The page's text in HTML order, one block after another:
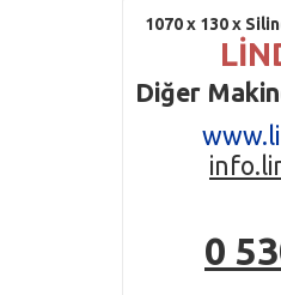
1070 x 130 x
Diğer
0